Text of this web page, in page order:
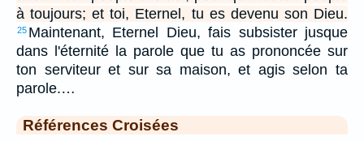
à toujours; et toi, Eternel, tu es devenu son Dieu.
25 Maintenant, Eternel Dieu, fais subsister jusque
dans l'éternité la parole que tu as prononcée sur
ton serviteur et sur sa maison, et agis selon ta
parole.…
Références Croisées